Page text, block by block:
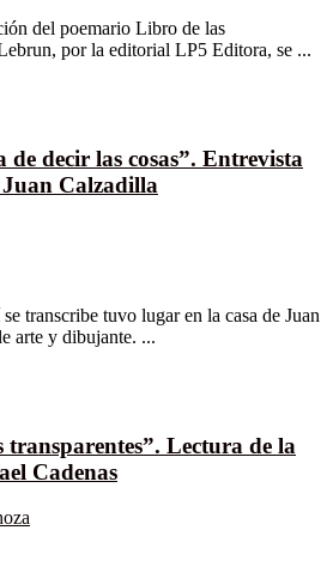
del poemario Libro de las
por la editorial LP5 Editora, se ...
de decir las cosas”. Entrevista
Calzadilla
transcribe tuvo lugar en la casa de Juan
arte y dibujante. ...
transparentes”. Lectura de la
Cadenas